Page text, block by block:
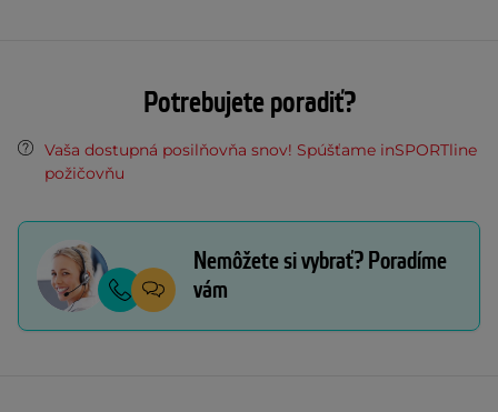
Potrebujete poradiť?
Vaša dostupná posilňovňa snov! Spúšťame inSPORTline
požičovňu
Nemôžete si vybrať? Poradíme
vám